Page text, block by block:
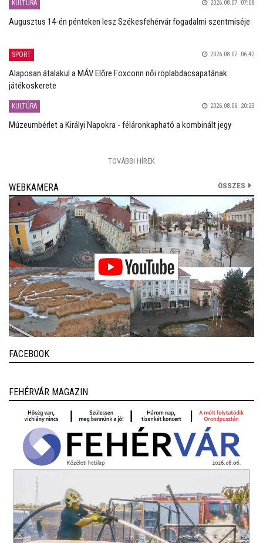
KULTÚRA 2026.08.07. 07:08
Augusztus 14-én pénteken lesz Székesfehérvár fogadalmi szentmiséje
SPORT 2026.08.07. 06:42
Alaposan átalakul a MÁV Előre Foxconn női röplabdacsapatának
játékoskerete
KULTÚRA 2026.08.06. 20:23
Múzeumbérlet a Királyi Napokra - féláronkapható a kombinált jegy
TOVÁBBI HÍREK
WEBKAMERA ÖSSZES
FACEBOOK
FEHÉRVÁR MAGAZIN